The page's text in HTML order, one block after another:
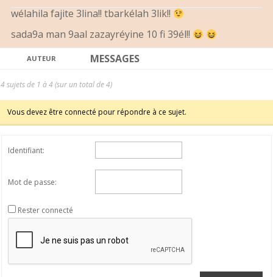
wélahila fajite 3lina!! tbarkélah 3lik!!
sada9a man 9aal zazayréyine 10 fi 39él!!
AUTEUR MESSAGES
4 sujets de 1 à 4 (sur un total de 4)
Vous devez être connecté pour répondre à ce sujet.
Identifiant:
Mot de passe:
Rester connecté